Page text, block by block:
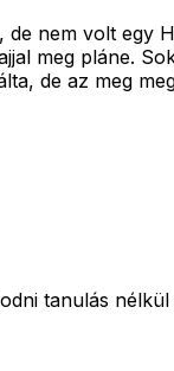
nem volt egy
meg pláne.
de az meg
tanulás